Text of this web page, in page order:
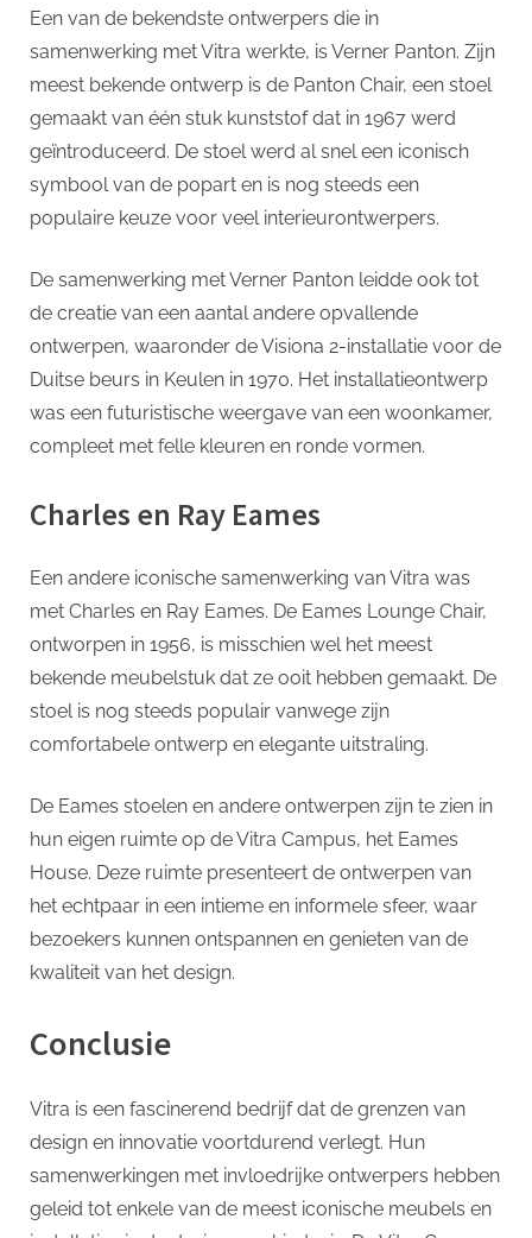
Een van de bekendste ontwerpers die in
samenwerking met Vitra werkte, is Verner Panton. Zijn
meest bekende ontwerp is de Panton Chair, een stoel
gemaakt van één stuk kunststof dat in 1967 werd
geïntroduceerd. De stoel werd al snel een iconisch
symbool van de popart en is nog steeds een
populaire keuze voor veel interieurontwerpers.
De samenwerking met Verner Panton leidde ook tot
de creatie van een aantal andere opvallende
ontwerpen, waaronder de Visiona 2-installatie voor de
Duitse beurs in Keulen in 1970. Het installatieontwerp
was een futuristische weergave van een woonkamer,
compleet met felle kleuren en ronde vormen.
Charles en Ray Eames
Een andere iconische samenwerking van Vitra was
met Charles en Ray Eames. De Eames Lounge Chair,
ontworpen in 1956, is misschien wel het meest
bekende meubelstuk dat ze ooit hebben gemaakt. De
stoel is nog steeds populair vanwege zijn
comfortabele ontwerp en elegante uitstraling.
De Eames stoelen en andere ontwerpen zijn te zien in
hun eigen ruimte op de Vitra Campus, het Eames
House. Deze ruimte presenteert de ontwerpen van
het echtpaar in een intieme en informele sfeer, waar
bezoekers kunnen ontspannen en genieten van de
kwaliteit van het design.
Conclusie
Vitra is een fascinerend bedrijf dat de grenzen van
design en innovatie voortdurend verlegt. Hun
samenwerkingen met invloedrijke ontwerpers hebben
geleid tot enkele van de meest iconische meubels en